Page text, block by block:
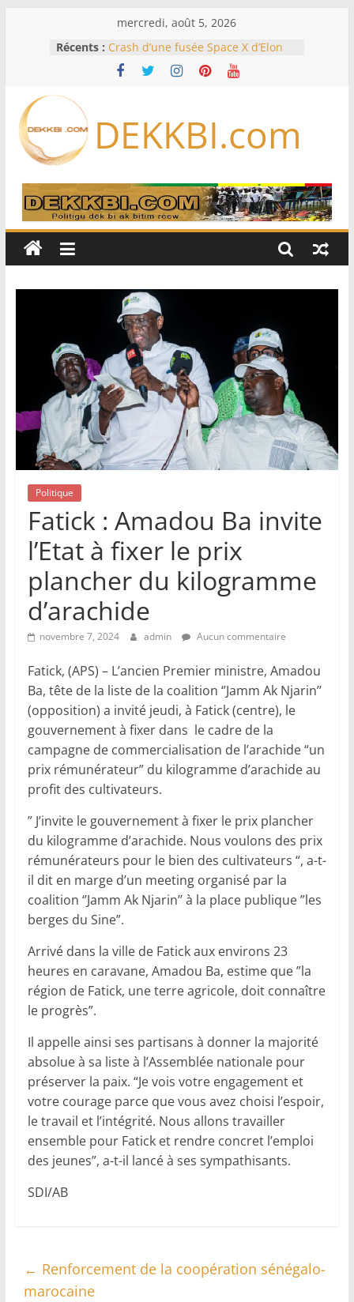
mercredi, août 5, 2026
Récents : Crash d’une fusée Space X d’Elon
Musk sur la Lune: entre pollution
spatiale et ouverture sur la
Diallo devrait assurer l’intérim des
Lions en septembre
sélectionneurs sur 10 déjà partis
Sécheresse: Faut-il stocker l’eau?
À Ceuta, le bilan des morts monte à
75 côté espagnol, 11 côté marocain
DEKKBI.com
Politique
Fatick : Amadou Ba invite
l’Etat à fixer le prix
plancher du kilogramme
d’arachide
novembre 7, 2024 admin Aucun commentaire
Fatick, (APS) – L’ancien Premier ministre, Amadou
Ba, tête de la liste de la coalition ‘’Jamm Ak Njarin’’
(opposition) a invité jeudi, à Fatick (centre), le
gouvernement à fixer dans le cadre de la
campagne de commercialisation de l’arachide “un
prix rémunérateur” du kilogramme d’arachide au
profit des cultivateurs.
” J’invite le gouvernement à fixer le prix plancher
du kilogramme d’arachide. Nous voulons des prix
rémunérateurs pour le bien des cultivateurs “, a-t-
il dit en marge d’un meeting organisé par la
coalition ‘’Jamm Ak Njarin’’ à la place publique ”les
berges du Sine”.
Arrivé dans la ville de Fatick aux environs 23
heures en caravane, Amadou Ba, estime que ”la
région de Fatick, une terre agricole, doit connaître
le progrès”.
Il appelle ainsi ses partisans à donner la majorité
absolue à sa liste à l’Assemblée nationale pour
préserver la paix. “Je vois votre engagement et
votre courage parce que vous avez choisi l’espoir,
le travail et l’intégrité. Nous allons travailler
ensemble pour Fatick et rendre concret l’emploi
des jeunes”, a-t-il lancé à ses sympathisants.
SDI/AB
← Renforcement de la coopération sénégalo-
marocaine